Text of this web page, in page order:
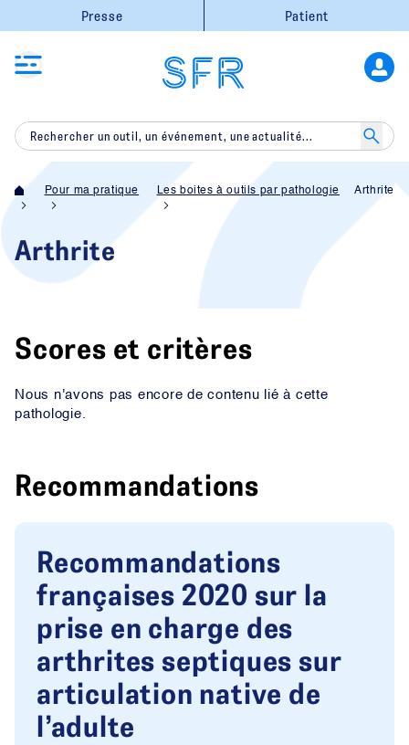
Presse Patient
Pour ma pratique Les boites à outils par pathologie Arthrite
Arthrite
Scores et critères
Nous n'avons pas encore de contenu lié à cette
pathologie.
Recommandations
Recommandations
françaises 2020 sur la
prise en charge des
arthrites septiques sur
articulation native de
l’adulte